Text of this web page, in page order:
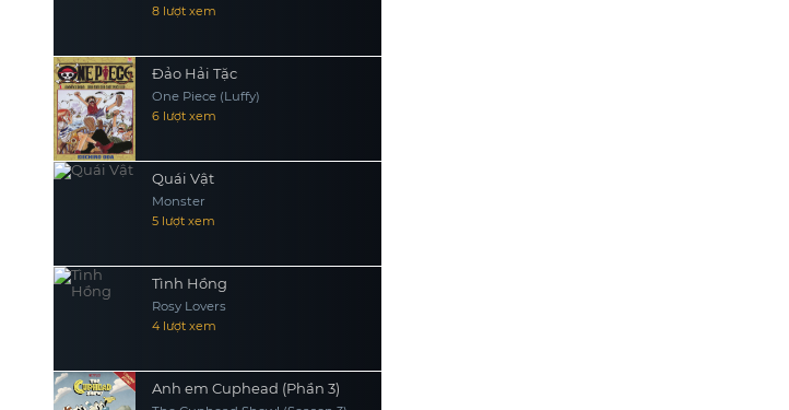
8 lượt xem
Đảo Hải Tặc
One Piece (Luffy)
6 lượt xem
Quái Vật
Monster
5 lượt xem
Tình Hồng
Rosy Lovers
4 lượt xem
Anh em Cuphead (Phần 3)